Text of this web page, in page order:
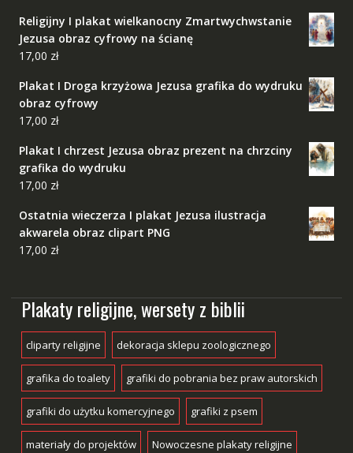
Religijny I plakat wielkanocny Zmartwychwstanie
Jezusa obraz cyfrowy na ścianę
17,00 zł
Plakat I Droga krzyżowa Jezusa grafika do wydruku
obraz cyfrowy
17,00 zł
Plakat I chrzest Jezusa obraz prezent na chrzciny
grafika do wydruku
17,00 zł
Ostatnia wieczerza I plakat Jezusa ilustracja
akwarela obraz clipart PNG
17,00 zł
Plakaty religijne, wersety z biblii
cliparty religijne dekoracja sklepu zoologicznego
grafika do toalety grafiki do pobrania bez praw autorskich
grafiki do użytku komercyjnego grafiki z psem
materiały do projektów Nowoczesne plakaty religijne